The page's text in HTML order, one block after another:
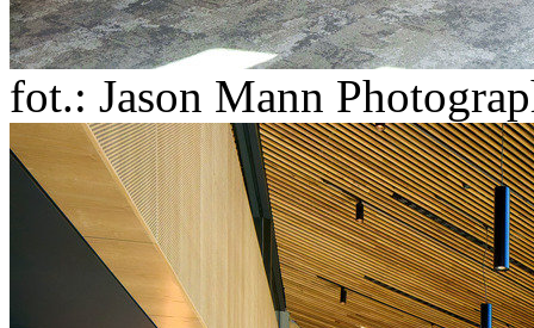
fot.: Jason Mann